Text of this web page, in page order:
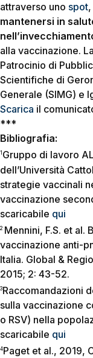
attraverso uno spot
mantenersi in
alla vaccinazione.
Patrocinio di
Scientifiche di
Generale (SIMG) e
Scarica il
***
Bibliografia:
1 Gruppo di lavoro
dell’Università
strategie vaccinali
vaccinazione
scaricabile qui
2 Mennini, F.S. et al.
vaccinazione anti-
Italia. Global &
2015; 2: 43-52.
3Raccomandazioni
sulla vaccinazione
o RSV) nella
scaricabile qui
4Paget et al., 2019,